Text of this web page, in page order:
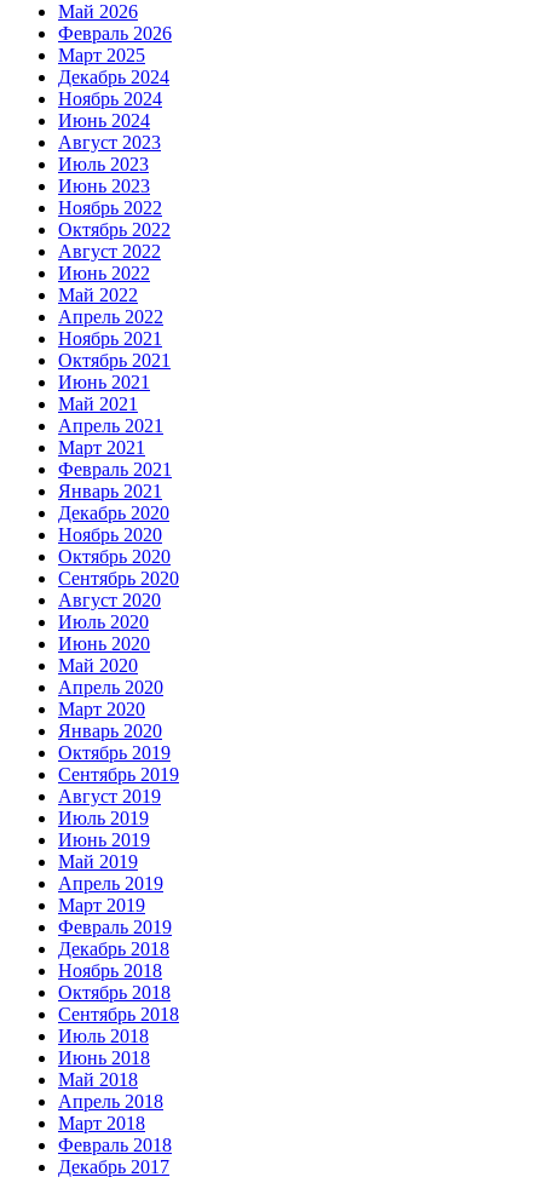
Май 2026
Февраль 2026
Март 2025
Декабрь 2024
Ноябрь 2024
Июнь 2024
Август 2023
Июль 2023
Июнь 2023
Ноябрь 2022
Октябрь 2022
Август 2022
Июнь 2022
Май 2022
Апрель 2022
Ноябрь 2021
Октябрь 2021
Июнь 2021
Май 2021
Апрель 2021
Март 2021
Февраль 2021
Январь 2021
Декабрь 2020
Ноябрь 2020
Октябрь 2020
Сентябрь 2020
Август 2020
Июль 2020
Июнь 2020
Май 2020
Апрель 2020
Март 2020
Январь 2020
Октябрь 2019
Сентябрь 2019
Август 2019
Июль 2019
Июнь 2019
Май 2019
Апрель 2019
Март 2019
Февраль 2019
Декабрь 2018
Ноябрь 2018
Октябрь 2018
Сентябрь 2018
Июль 2018
Июнь 2018
Май 2018
Апрель 2018
Март 2018
Февраль 2018
Декабрь 2017